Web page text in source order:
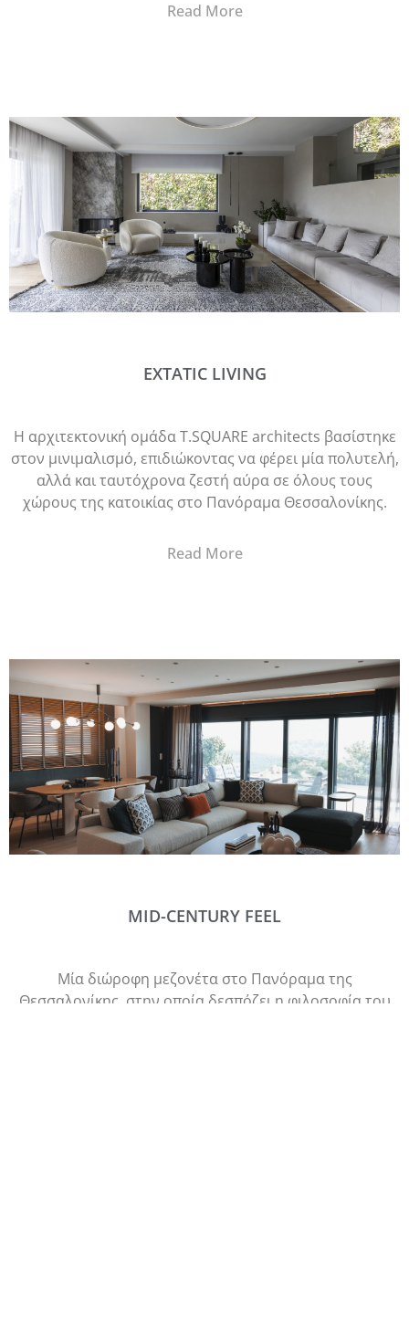
Read More
EXTATIC LIVING
Η αρχιτεκτονική ομάδα T.SQUARE architects βασίστηκε
στον μινιμαλισμό, επιδιώκοντας να φέρει μία πολυτελή,
αλλά και ταυτόχρονα ζεστή αύρα σε όλους τους
χώρους της κατοικίας στο Πανόραμα Θεσσαλονίκης.
Read More
MID-CENTURY FEEL
Μία διώροφη μεζονέτα στο Πανόραμα της
Θεσσαλονίκης, στην οποία δεσπόζει η φιλοσοφία του